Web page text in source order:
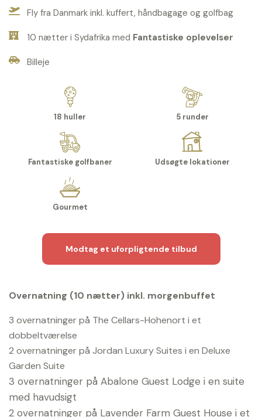
Fly fra Danmark inkl. kuffert, håndbagage og golfbag
10 nætter i Sydafrika med Fantastiske oplevelser
Billeje
18 huller 5 runder
Fantastiske golfbaner Udsøgte lokationer
Gourmet
Modtag et uforpligtende tilbud
Overnatning (10 nætter) inkl. morgenbuffet
3 overnatninger på The Cellars-Hohenort i et
dobbeltværelse
2 overnatninger på Jordan Luxury Suites i en Deluxe
Garden Suite
3 overnatninger på Abalone Guest Lodge i en suite
med havudsigt
2 overnatninger på Lavender Farm Guest House i et